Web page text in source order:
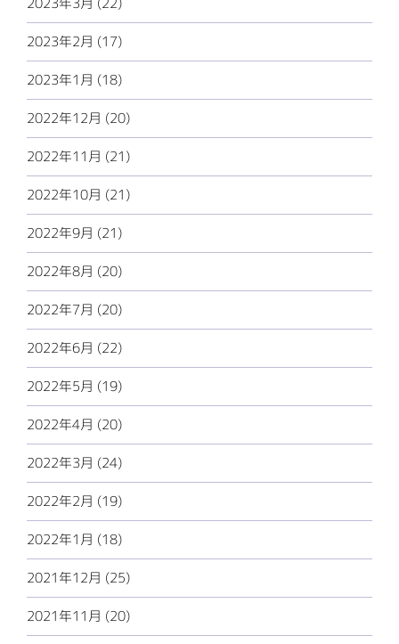
2023年2月 (17)
2023年1月 (18)
2022年12月 (20)
2022年11月 (21)
2022年10月 (21)
2022年9月 (21)
2022年8月 (20)
2022年7月 (20)
2022年6月 (22)
2022年5月 (19)
2022年4月 (20)
2022年3月 (24)
2022年2月 (19)
2022年1月 (18)
2021年12月 (25)
2021年11月 (20)